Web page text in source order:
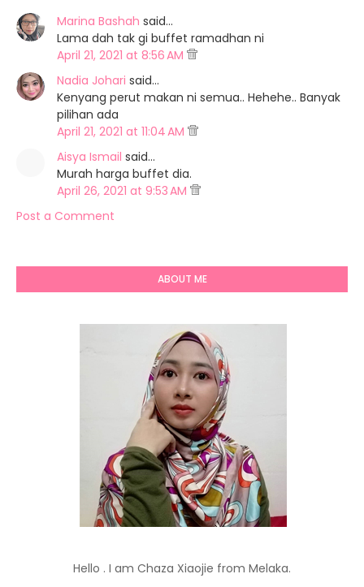
Marina Bashah said…
Lama dah tak gi buffet ramadhan ni
April 21, 2021 at 8:56 AM
Nadia Johari said…
Kenyang perut makan ni semua.. Hehehe.. Banyak
pilihan ada
April 21, 2021 at 11:04 AM
Aisya Ismail said…
Murah harga buffet dia.
April 26, 2021 at 9:53 AM
Post a Comment
ABOUT ME
Hello . I am Chaza Xiaojie from Melaka.